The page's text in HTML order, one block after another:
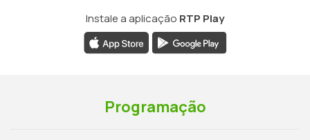
Instale a aplicação RTP Play
Programação